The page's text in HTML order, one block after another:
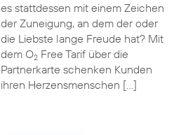
es stattdessen mit einem Zeichen
der Zuneigung, an dem der oder
die Liebste lange Freude hat? Mit
dem O2Free Tarif über die
Partnerkarte schenken Kunden
ihren Herzensmenschen […]